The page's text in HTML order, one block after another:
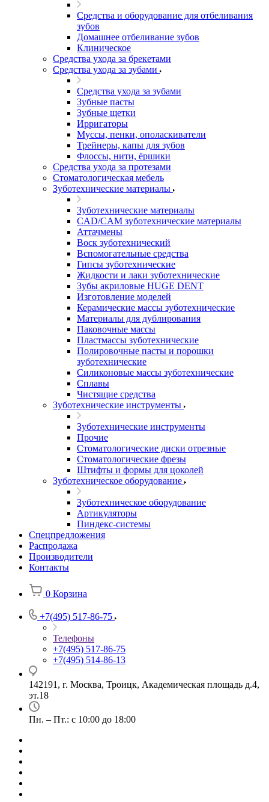
Средства и оборудование для отбеливания
зубов
Домашнее отбеливание зубов
Клиническое
Средства ухода за брекетами
Средства ухода за зубами
Средства ухода за зубами
Зубные пасты
Зубные щетки
Ирригаторы
Муссы, пенки, ополаскиватели
Трейнеры, капы для зубов
Флоссы, нити, ёршики
Средства ухода за протезами
Стоматологическая мебель
Зуботехнические материалы
Зуботехнические материалы
CAD/CAM зуботехнические материалы
Аттачмены
Воск зуботехнический
Вспомогательные средства
Гипсы зуботехнические
Жидкости и лаки зуботехнические
Зубы акриловые HUGE DENT
Изготовление моделей
Керамические массы зуботехнические
Материалы для дублирования
Паковочные массы
Пластмассы зуботехнические
Полировочные пасты и порошки
зуботехнические
Силиконовые массы зуботехнические
Сплавы
Чистящие средства
Зуботехнические инструменты
Зуботехнические инструменты
Прочие
Стоматологические диски отрезные
Стоматологические фрезы
Штифты и формы для цоколей
Зуботехническое оборудование
Зуботехническое оборудование
Артикуляторы
Пиндекс-системы
Спецпредложения
Распродажа
Производители
Контакты
0 Корзина
+7(495) 517-86-75
Телефоны
+7(495) 517-86-75
+7(495) 514-86-13
142191, г. Москва, Троицк, Академическая площадь д.4,
эт.18
Пн. – Пт.: с 10:00 до 18:00